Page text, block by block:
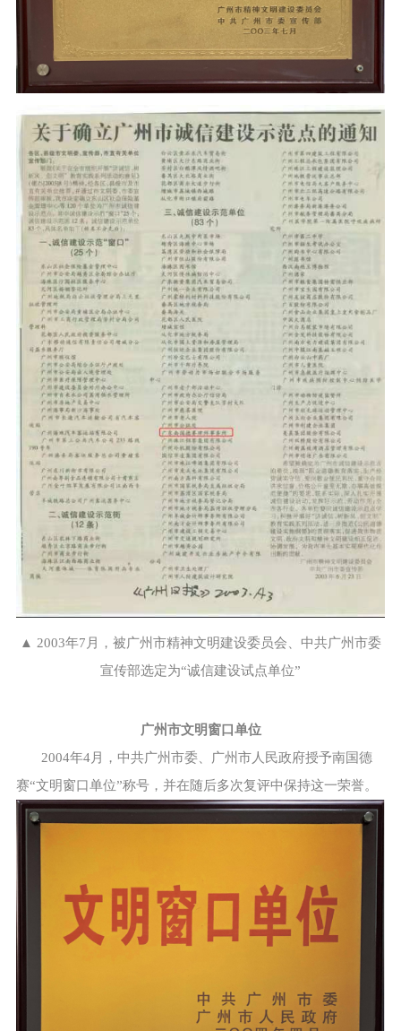
▲ 2003年7月，被广州市精神文明建设委员会、中共广州市委
宣传部选定为“诚信建设试点单位”
广州市文明窗口单位
2004年4月，中共广州市委、广州市人民政府授予南国德
赛“文明窗口单位”称号，并在随后多次复评中保持这一荣誉。